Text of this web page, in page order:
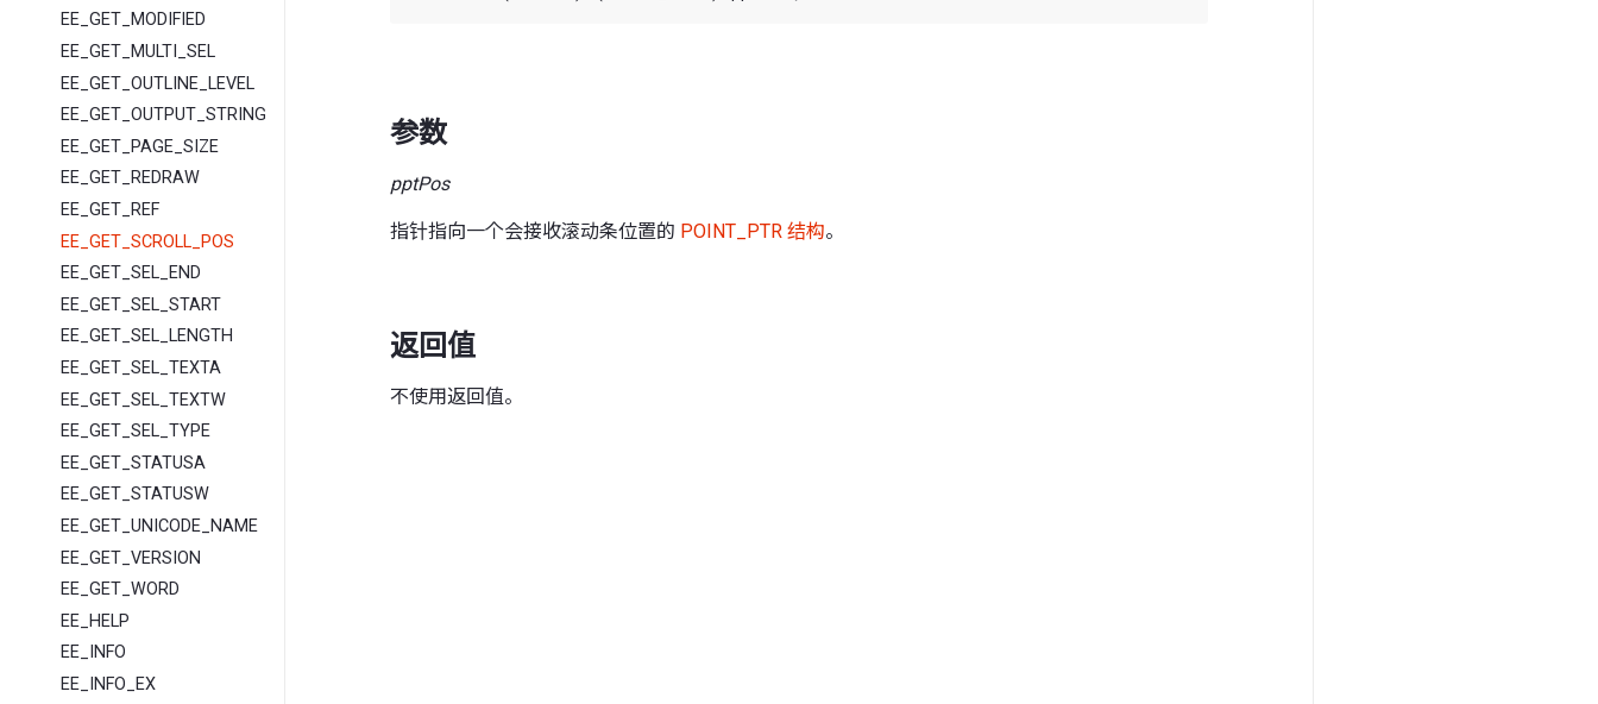
EE_GET_MODIFIED
EE_GET_MULTI_SEL
EE_GET_OUTLINE_LEVEL
EE_GET_OUTPUT_STRING
EE_GET_PAGE_SIZE
EE_GET_REDRAW
EE_GET_REF
EE_GET_SCROLL_POS
EE_GET_SEL_END
EE_GET_SEL_START
EE_GET_SEL_LENGTH
EE_GET_SEL_TEXTA
EE_GET_SEL_TEXTW
EE_GET_SEL_TYPE
EE_GET_STATUSA
EE_GET_STATUSW
EE_GET_UNICODE_NAME
EE_GET_VERSION
EE_GET_WORD
EE_HELP
EE_INFO
EE_INFO_EX
参数
pptPos
指针指向一个会接收滚动条位置的 POINT_PTR 结构。
返回值
不使用返回值。